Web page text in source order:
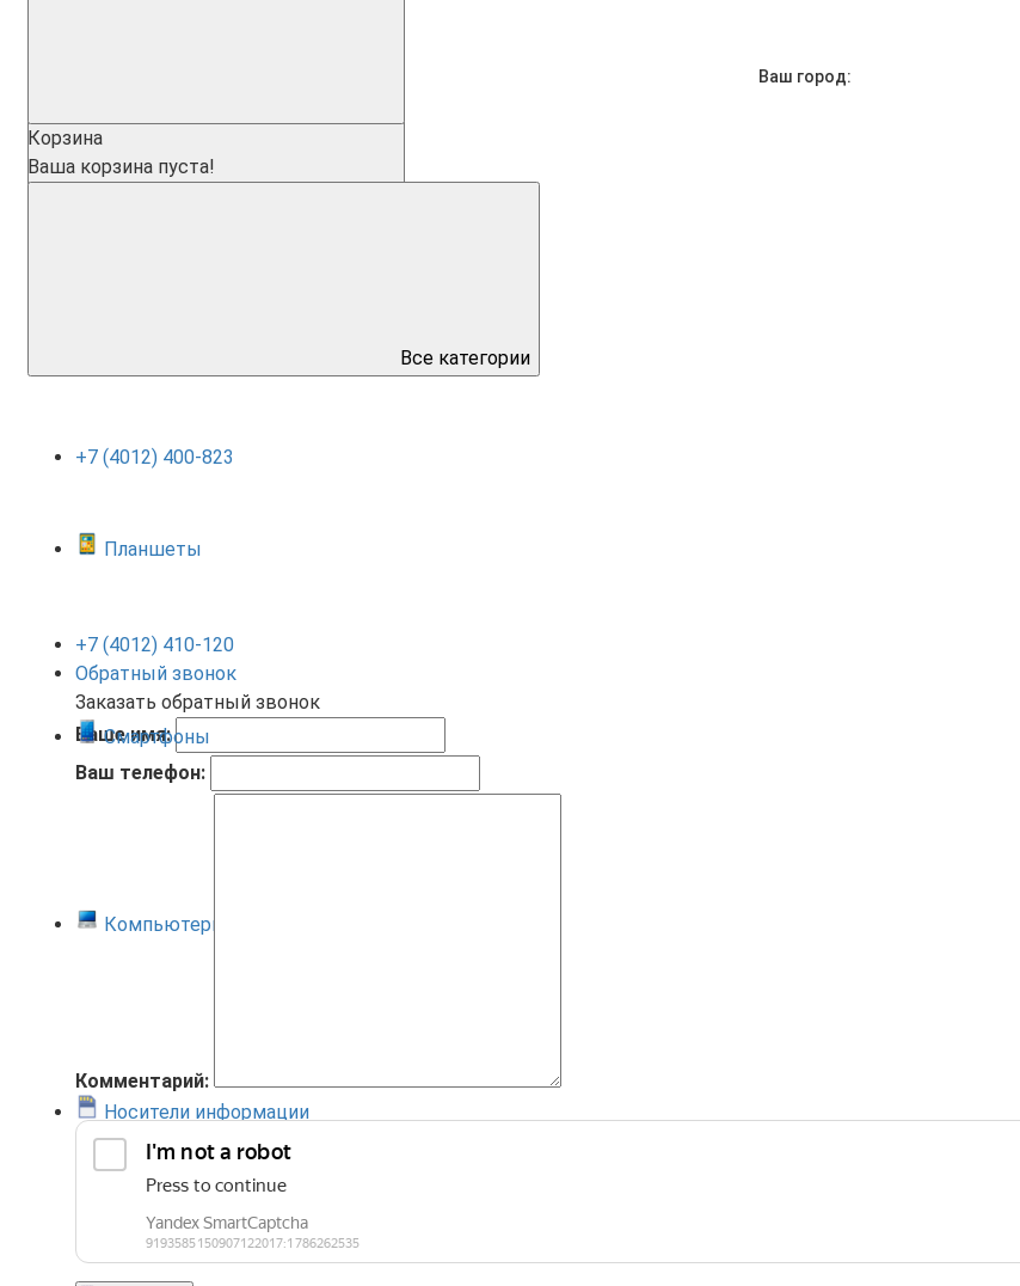
Ваш город:
+7 (4012) 400-823
+7 (4012) 410-120
Обратный звонок
Заказать обратный звонок
Ваше имя:
Ваш телефон:
Комментарий:
Корзина
Ваша корзина пуста!
Все категории
Планшеты
Смартфоны
Компьютеры и ноутбуки
Носители информации